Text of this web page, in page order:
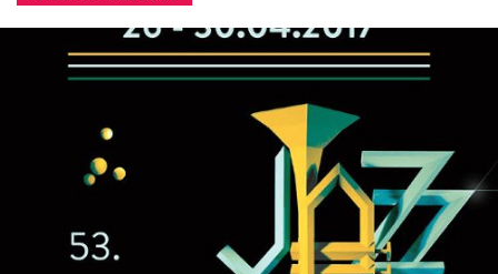
Kliknij, aby powiększyć